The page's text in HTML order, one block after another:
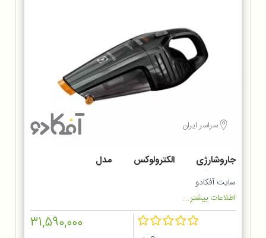
سراسر ایران
جاروشارژی الکترولوکس مدل
ZB6214IGM
سایت آفکادو
اطلاعات بیشتر...
31,590,000